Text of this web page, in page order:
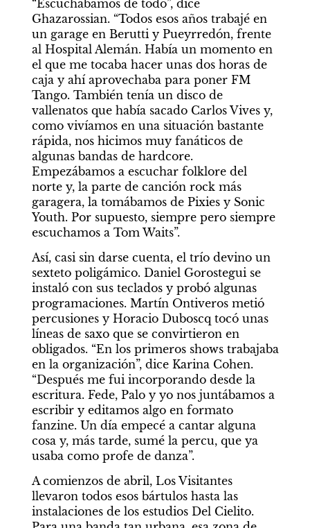
“Escuchábamos de todo”, dice
Ghazarossian. “Todos esos años trabajé en
un garage en Berutti y Pueyrredón, frente
al Hospital Alemán. Había un momento en
el que me tocaba hacer unas dos horas de
caja y ahí aprovechaba para poner FM
Tango. También tenía un disco de
vallenatos que había sacado Carlos Vives y,
como vivíamos en una situación bastante
rápida, nos hicimos muy fanáticos de
algunas bandas de hardcore.
Empezábamos a escuchar folklore del
norte y, la parte de canción rock más
garagera, la tomábamos de Pixies y Sonic
Youth. Por supuesto, siempre pero siempre
escuchamos a Tom Waits”.
Así, casi sin darse cuenta, el trío devino un
sexteto poligámico. Daniel Gorostegui se
instaló con sus teclados y probó algunas
programaciones. Martín Ontiveros metió
percusiones y Horacio Duboscq tocó unas
líneas de saxo que se convirtieron en
obligados. “En los primeros shows trabajaba
en la organización”, dice Karina Cohen.
“Después me fui incorporando desde la
escritura. Fede, Palo y yo nos juntábamos a
escribir y editamos algo en formato
fanzine. Un día empecé a cantar alguna
cosa y, más tarde, sumé la percu, que ya
usaba como profe de danza”.
A comienzos de abril, Los Visitantes
llevaron todos esos bártulos hasta las
instalaciones de los estudios Del Cielito.